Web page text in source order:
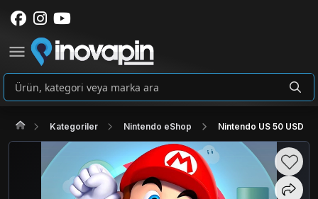
Kategoriler Nintendo eShop Nintendo US 50 USD